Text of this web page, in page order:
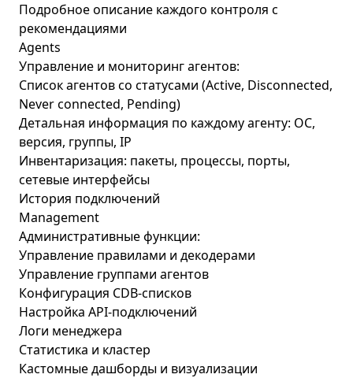
Подробное описание каждого контроля с
рекомендациями
Agents
Управление и мониторинг агентов:
Список агентов со статусами (Active, Disconnected,
Never connected, Pending)
Детальная информация по каждому агенту: ОС,
версия, группы, IP
Инвентаризация: пакеты, процессы, порты,
сетевые интерфейсы
История подключений
Management
Административные функции:
Управление правилами и декодерами
Управление группами агентов
Конфигурация CDB-списков
Настройка API-подключений
Логи менеджера
Статистика и кластер
Кастомные дашборды и визуализации